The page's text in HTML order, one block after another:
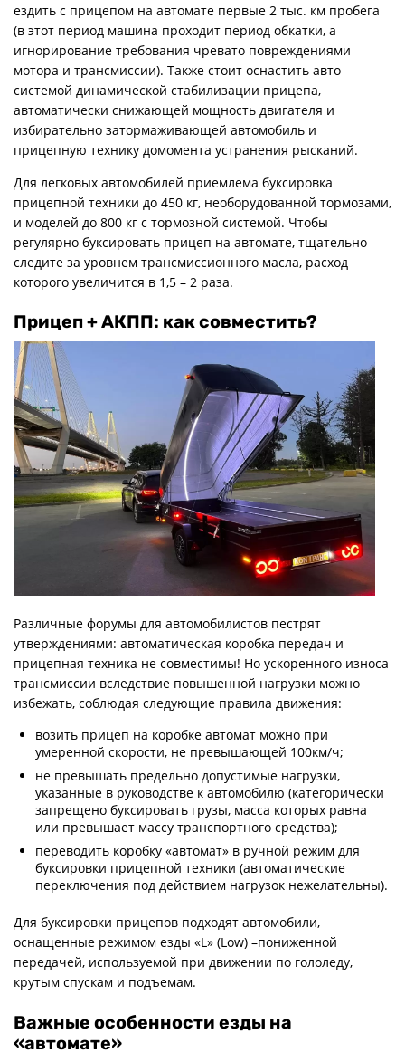
ездить с прицепом на автомате первые 2 тыс. км пробега
(в этот период машина проходит период обкатки, а
игнорирование требования чревато повреждениями
мотора и трансмиссии). Также стоит оснастить авто
системой динамической стабилизации прицепа,
автоматически снижающей мощность двигателя и
избирательно затормаживающей автомобиль и
прицепную технику домомента устранения рысканий.
Для легковых автомобилей приемлема буксировка
прицепной техники до 450 кг, необорудованной тормозами,
и моделей до 800 кг с тормозной системой. Чтобы
регулярно буксировать прицеп на автомате, тщательно
следите за уровнем трансмиссионного масла, расход
которого увеличится в 1,5 – 2 раза.
Прицеп + АКПП: как совместить?
Различные форумы для автомобилистов пестрят
утверждениями: автоматическая коробка передач и
прицепная техника не совместимы! Но ускоренного износа
трансмиссии вследствие повышенной нагрузки можно
избежать, соблюдая следующие правила движения:
возить прицеп на коробке автомат можно при
умеренной скорости, не превышающей 100км/ч;
не превышать предельно допустимые нагрузки,
указанные в руководстве к автомобилю (категорически
запрещено буксировать грузы, масса которых равна
или превышает массу транспортного средства);
переводить коробку «автомат» в ручной режим для
буксировки прицепной техники (автоматические
переключения под действием нагрузок нежелательны).
Для буксировки прицепов подходят автомобили,
оснащенные режимом езды «L» (Low) –пониженной
передачей, используемой при движении по гололеду,
крутым спускам и подъемам.
Важные особенности езды на
«автомате»